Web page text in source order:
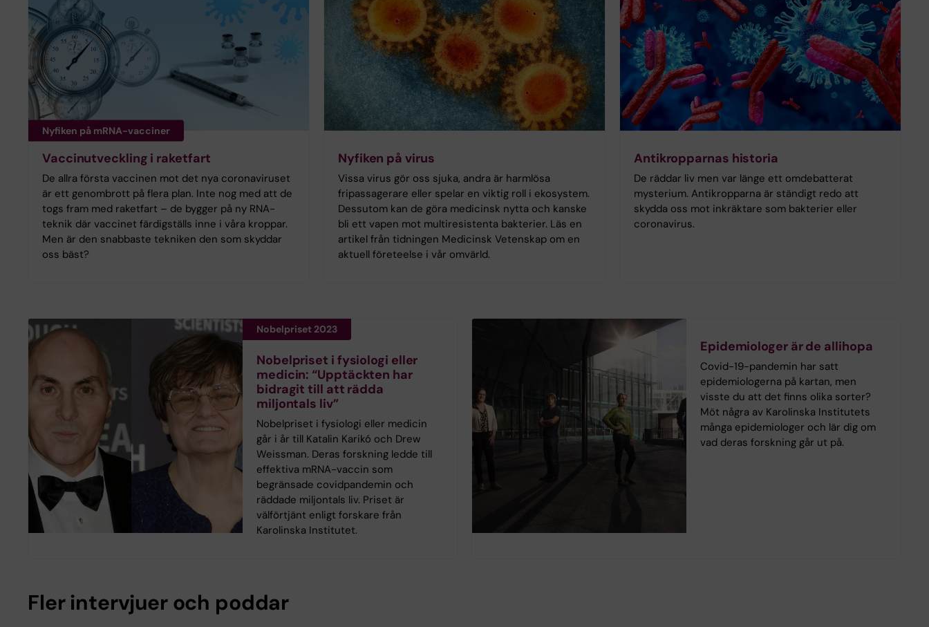
Nyfiken på mRNA-vacciner
Vaccinutveckling i raketfart
De allra första vaccinen mot det nya coronaviruset
är ett genombrott på flera plan. Inte nog med att de
togs fram med raketfart – de bygger på ny RNA-
teknik där vaccinet färdigställs inne i våra kroppar.
Men är den snabbaste tekniken den som skyddar
oss bäst?
Nyfiken på virus
Vissa virus gör oss sjuka, andra är harmlösa
fripassagerare eller spelar en viktig roll i ekosystem.
Dessutom kan de göra medicinsk nytta och kanske
bli ett vapen mot multiresistenta bakterier. Läs en
artikel från tidningen Medicinsk Vetenskap om en
aktuell företeelse i vår omvärld.
Antikropparnas historia
De räddar liv men var länge ett omdebatterat
mysterium. Antikropparna är ständigt redo att
skydda oss mot inkräktare som bakterier eller
coronavirus.
Nobelpriset 2023
Nobelpriset i fysiologi eller
medicin: “Upptäckten har
bidragit till att rädda
miljontals liv”
Nobelpriset i fysiologi eller medicin
går i år till Katalin Karikó och Drew
Weissman. Deras forskning ledde till
effektiva mRNA-vaccin som
begränsade covidpandemin och
räddade miljontals liv. Priset är
välförtjänt enligt forskare från
Karolinska Institutet.
Epidemiologer är de allihopa
Covid-19-pandemin har satt
epidemiologerna på kartan, men
visste du att det finns olika sorter?
Möt några av Karolinska Institutets
många epidemiologer och lär dig om
vad deras forskning går ut på.
Fler intervjuer och poddar